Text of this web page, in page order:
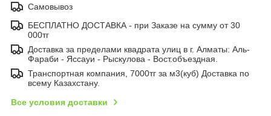
Самовывоз
БЕСПЛАТНО ДОСТАВКА - при Заказе на сумму от 30
000тг
Доставка за пределами квадрата улиц в г. Алматы: Аль-
Фараби - Яссауи - Рыскулова - Вост.объездная.
Транспортная компания, 7000тг за м3(куб) Доставка по
всему Казахстану.
Все условия доставки